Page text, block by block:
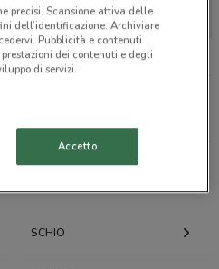
SCHIO
precisi. Scansione attiva delle
dell’identificazione. Archiviare
Pubblicità e contenuti
dei contenuti e degli
di servizi.
Accetto